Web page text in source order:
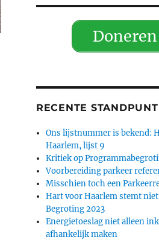
Doneren
RECENTE
Ons lijstnummer is bekend:
Haarlem, lijst 9
Kritiek op
Voorbereiding parkeer
Misschien toch een
Hart voor Haarlem stemt
Begroting 2023
Energietoeslag niet alleen
afhankelijk maken